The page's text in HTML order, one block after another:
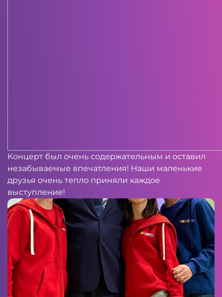
Концерт был очень содержательным и оставил
незабываемые впечатления! Наши маленькие
друзья очень тепло приняли каждое
выступление!